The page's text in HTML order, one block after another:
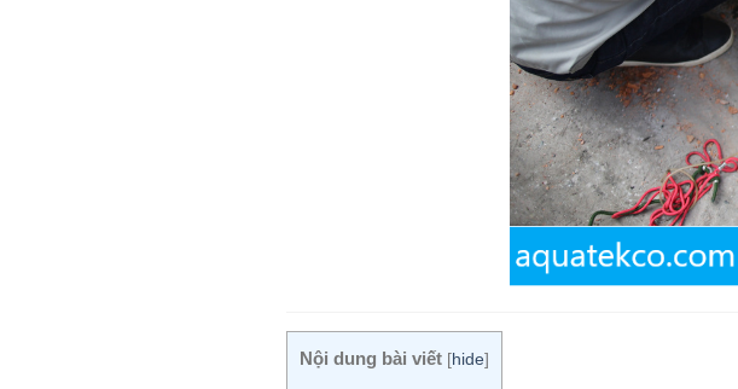
Nội dung bài viết [hide]